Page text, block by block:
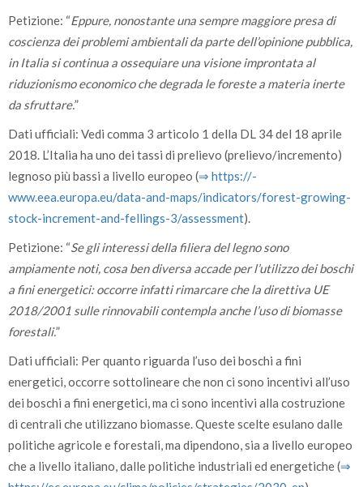
Vacchiano).
Petizione: “Eppure, nonostante una sempre maggiore presa di
coscienza dei problemi ambientali da parte dell’opinione pubblica,
in Italia si continua a ossequiare una visione improntata al
riduzionismo economico che degrada le foreste a materia inerte
da sfruttare.”
Dati ufficiali: Vedi comma 3 articolo 1 della DL 34 del 18 aprile
2018. L’Italia ha uno dei tassi di prelievo (prelievo/incremento)
legnoso più bassi a livello europeo (⇒ https:/­/­
www.eea.europa.eu/­data-and-maps/­indicators/­forest-growing-
stock-increment-and-fellings-3/­assessment).
Petizione: “Se gli interessi della filiera del legno sono
ampiamente noti, cosa ben diversa accade per l’utilizzo dei boschi
a fini energetici: occorre infatti rimarcare che la direttiva UE
2018/2001 sulle rinnovabili contempla anche l’uso di biomasse
forestali.”
Dati ufficiali: Per quanto riguarda l’uso dei boschi a fini
energetici, occorre sottolineare che non ci sono incentivi all’uso
dei boschi a fini energetici, ma ci sono incentivi alla costruzione
di centrali che utilizzano biomasse. Queste scelte esulano dalle
politiche agricole e forestali, ma dipendono, sia a livello europeo
che a livello italiano, dalle politiche industriali ed energetiche (⇒